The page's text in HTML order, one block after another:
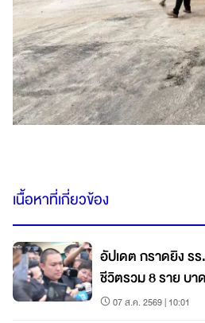
เนื้อหาที่เกี่ยวข้อง
อัปเดต กราดยิง ร
ชีวิตรวม 8 ราย บา
07 ส.ค. 2569 | 10:01